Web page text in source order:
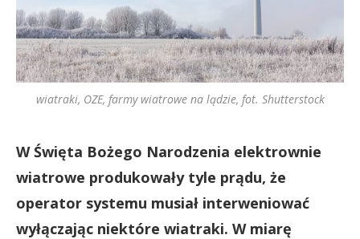
wiatraki, OZE, farmy wiatrowe na lądzie, fot. Shutterstock
W Święta Bożego Narodzenia elektrownie
wiatrowe produkowały tyle prądu, że
operator systemu musiał interweniować
wyłączając niektóre wiatraki. W miarę